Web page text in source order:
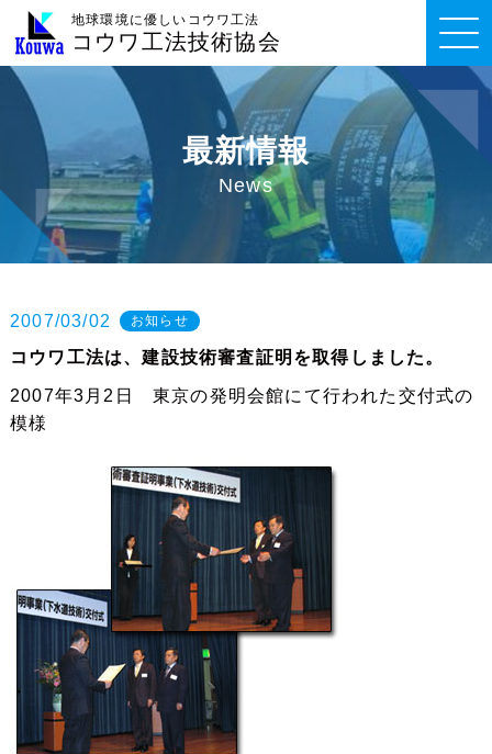
地球環境に優しいコウワ工法
コウワ工法技術協会
最新情報
News
2007/03/02 お知らせ
コウワ工法は、建設技術審査証明を取得しました。
2007年3月2日 東京の発明会館にて行われた交付式の
模様